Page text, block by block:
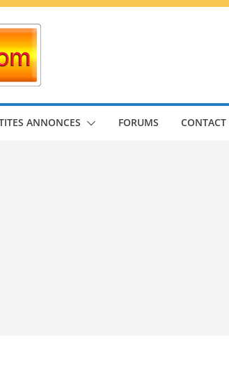
ANNONCES FORUMS CONTACT